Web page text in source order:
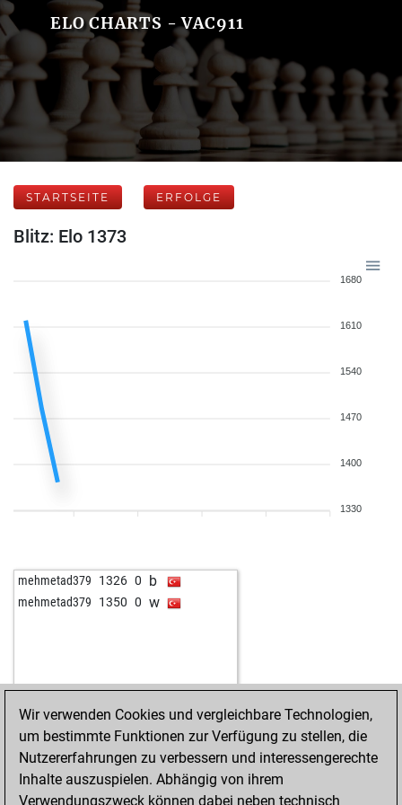
ELO CHARTS - VAC911
STARTSEITE ERFOLGE
Blitz: Elo 1373
1680
1610
1540
1470
1400
1330
mehmetad379 1326 0 b
mehmetad379 1350 0 w
Wir verwenden Cookies und vergleichbare Technologien,
um bestimmte Funktionen zur Verfügung zu stellen, die
Nutzererfahrungen zu verbessern und interessengerechte
Inhalte auszuspielen. Abhängig von ihrem
Verwendungszweck können dabei neben technisch